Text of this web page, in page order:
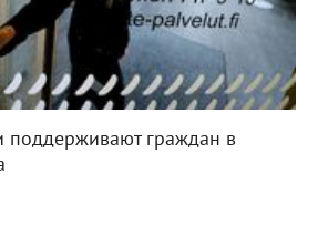
поддерживают граждан в